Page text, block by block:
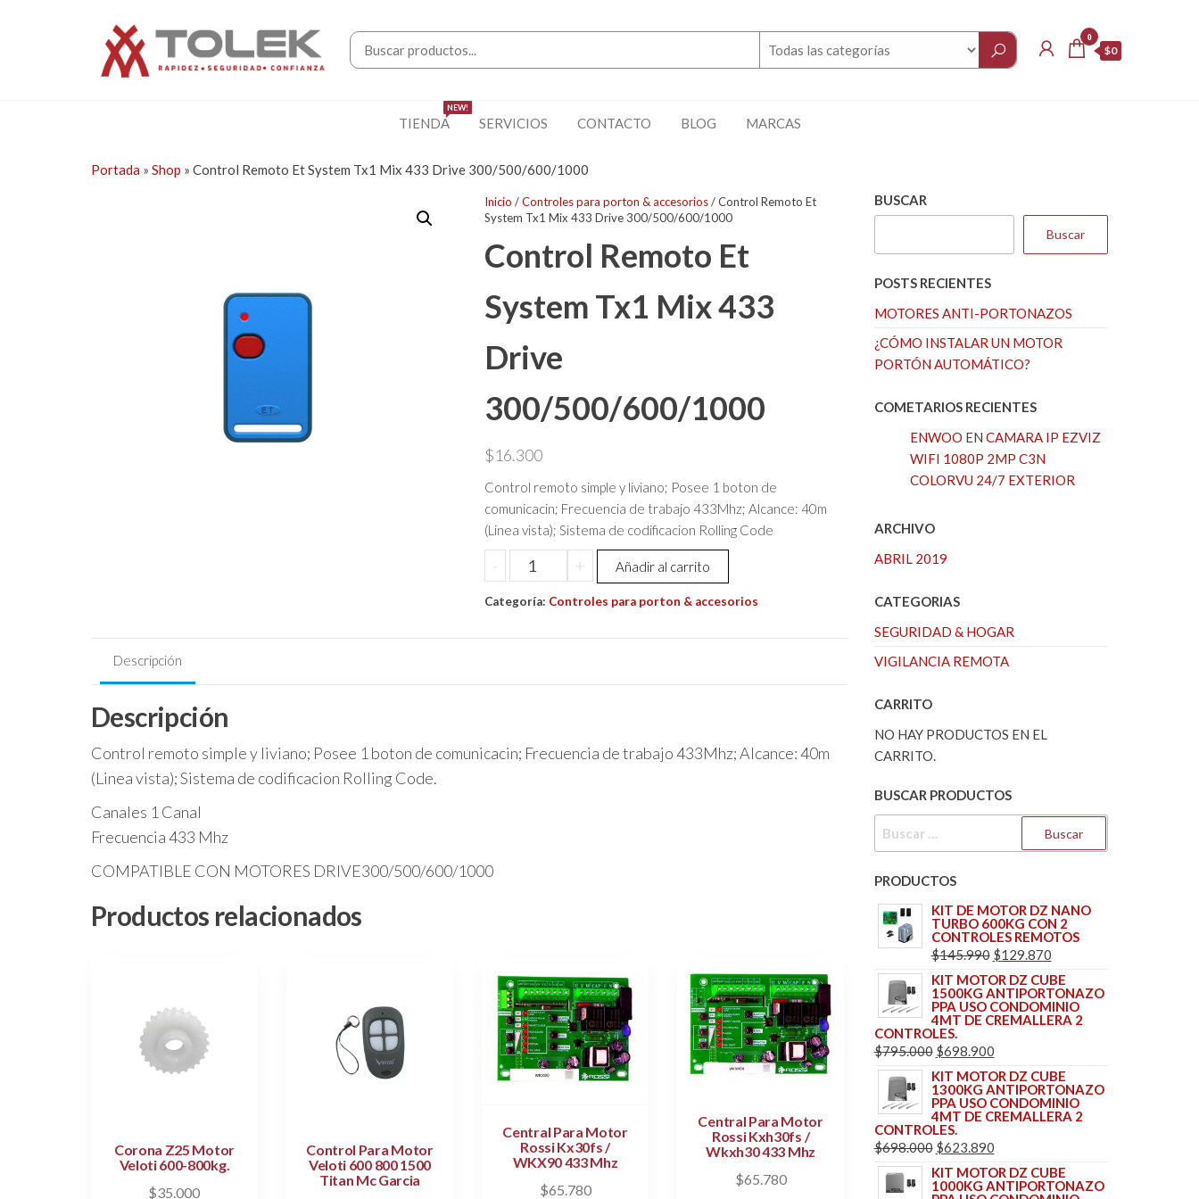
Tolek 0
$0
TIENDA
NEW!
SERVICIOS CONTACTO BLOG MARCAS
Portada » Shop » Control Remoto Et System Tx1 Mix 433 Drive 300/500/600/1000
Inicio /Controles para porton & accesorios/ Control Remoto Et
System Tx1 Mix 433 Drive 300/500/600/1000
Control Remoto Et
System Tx1 Mix 433
Drive
300/500/600/1000
$16.300
Control remoto simple y liviano; Posee 1 boton de
comunicacin; Frecuencia de trabajo 433Mhz; Alcance: 40m
(Linea vista); Sistema de codificacion Rolling Code
-
Control
Remoto
Et
cantidad
+ Añadir al carrito
Categoría: Controles para porton & accesorios
Descripción
Descripción
Control remoto simple y liviano; Posee 1 boton de comunicacin; Frecuencia de trabajo 433Mhz; Alcance: 40m
(Linea vista); Sistema de codificacion Rolling Code.
Canales 1 Canal
Frecuencia 433 Mhz
COMPATIBLE CON MOTORES DRIVE300/500/600/1000
Productos relacionados
Corona Z25 Motor
Veloti 600-800kg.
$35.000
Control Para Motor
Veloti 600 800 1500
Titan Mc Garcia
Central Para Motor
Rossi Kx30fs /
WKX90 433 Mhz
$65.780
Central Para Motor
Rossi Kxh30fs /
Wkxh30 433 Mhz
$65.780
BUSCAR
Buscar
POSTS RECIENTES
MOTORES ANTI-PORTONAZOS
¿CÓMO INSTALAR UN MOTOR
PORTÓN AUTOMÁTICO?
COMETARIOS RECIENTES
ENWOO EN CAMARA IP EZVIZ
WIFI 1080P 2MP C3N
COLORVU 24/7 EXTERIOR
ARCHIVO
ABRIL 2019
CATEGORIAS
SEGURIDAD & HOGAR
VIGILANCIA REMOTA
CARRITO
NO HAY PRODUCTOS EN EL
CARRITO.
BUSCAR PRODUCTOS
PRODUCTOS
KIT DE MOTOR DZ NANO
TURBO 600KG CON 2
CONTROLES REMOTOS
$145.990 EL
PRECIO
ORIGINAL
ERA:
$129.870EL
PRECIO
ACTUAL
ES:
KIT MOTOR DZ CUBE
1500KG ANTIPORTONAZO
PPA USO CONDOMINIO
4MT DE CREMALLERA 2
CONTROLES.
$795.000 EL
PRECIO
ORIGINAL
ERA:
$795.000.
$698.900EL
PRECIO
ACTUAL
ES:
KIT MOTOR DZ CUBE
1300KG ANTIPORTONAZO
PPA USO CONDOMINIO
4MT DE CREMALLERA 2
CONTROLES.
$698.000 EL
PRECIO
ORIGINAL
$623.890EL
PRECIO
ACTUAL
KIT MOTOR DZ CUBE
1000KG ANTIPORTONAZO